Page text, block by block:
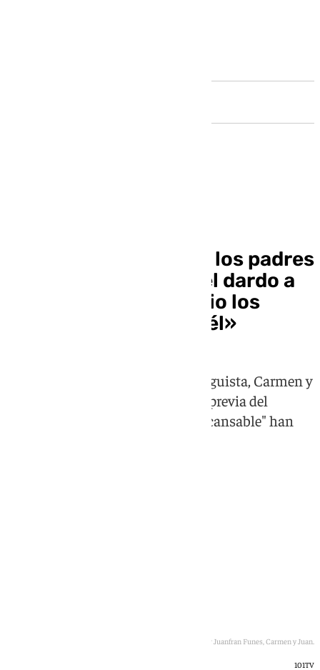
El agradecimiento de los padres
de Funes a Málaga y el dardo a
la prensa: «Al principio los
medios no creíais en él»
Los progenitores del técnico malaguista, Carmen y
Juan, han atendido a 101TV en la previa del
partido contra Las Palmas: "Es incansable" han
Los padres del entrenador Juanfran Funes, Carmen y Juan.
101TV